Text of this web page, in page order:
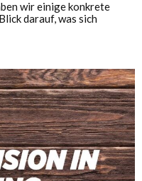
wir einige konkrete
darauf, was sich